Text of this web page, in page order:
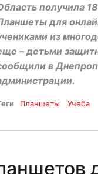
получила
для
из
– детьми
в
Планшеты Учеба